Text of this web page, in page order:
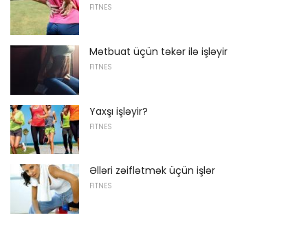
FITNES
Mətbuat üçün təkər ilə işləyir
FITNES
Yaxşı işləyir?
FITNES
Əlləri zəiflətmək üçün işlər
FITNES